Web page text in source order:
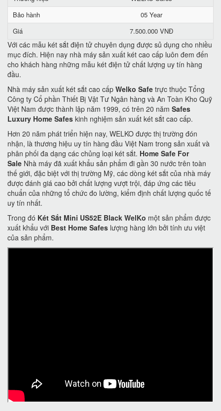
Bảo hành
05 Year
Giá
7.500.000 VNĐ
Với các mẫu két sắt điện tử chuyên dụng được sủ dụng cho nhiều
mục đích. Hiện nay nhà máy sản xuất két cao cấp luôn đem đến
cho khách hàng những mẫu két điện tử chất lượng uy tín hàng
đầu.
Nhà máy sản xuất két sắt cao cấp Welko Safe trực thuộc Tổng
Công ty Cổ phần Thiết Bị Vật Tư Ngân hàng và An Toàn Kho Quỹ
Việt Nam được thành lập năm 1999, có trên 20 năm Safes
Luxury Home Safes kinh nghiệm sản xuất két sắt cao cấp.
Hơn 20 năm phát triển hiện nay, WELKO được thị trường đón
nhận, là thương hiệu uy tín hàng đầu Việt Nam trong sản xuất và
phân phối đa dạng các chủng loại két sắt. Home Safe For
Sale Nhà máy đã xuất khẩu sản phẩm đi gần 30 nước trên toàn
thế giới, đặc biệt với thị trường Mỹ, các dòng két sắt của nhà máy
được đánh giá cao bởi chất lượng vượt trội, đáp ứng các tiêu
chuẩn của những tổ chức đo lường, kiểm định chất lượng quốc tế
uy tín nhất.
Trong đó Két Sắt Mini US52E Black WelKo một sản phẩm được
xuất khẩu với Best Home Safes lượng hàng lớn bởi tính ưu việt
của sản phẩm.